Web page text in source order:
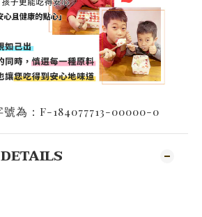
號為：F-184077713-00000-0